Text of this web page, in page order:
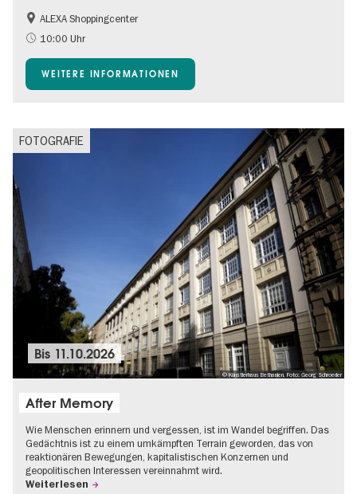
Barrierefrei
Food
Kinder
Shopping
ALEXA Shoppingcenter
10:00 Uhr
WEITERE INFORMATIONEN
FOTOGRAFIE
© Künstlerhaus Bethanien, Foto: Georg Schroeder
Bis 11.10.2026
After Memory
Wie Menschen erinnern und vergessen, ist im Wandel begriffen. Das
Gedächtnis ist zu einem umkämpften Terrain geworden, das von
reaktionären Bewegungen, kapitalistischen Konzernen und
geopolitischen Interessen vereinnahmt wird.
Weiterlesen